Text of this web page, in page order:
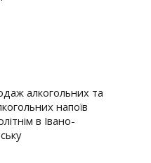
ХХ століття» ...
алкогольних та
напоїв
в Івано-